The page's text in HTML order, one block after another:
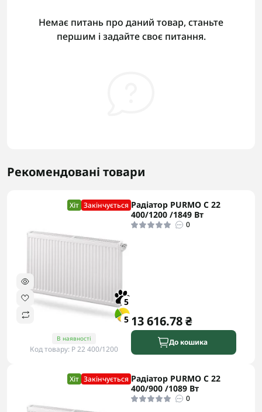
Немає питань про даний товар, станьте
першим і задайте своє питання.
Рекомендовані товари
Хіт Закінчується
5
5
В наявності
Код товару: P 22 400/1200
Радіатор PURMO C 22
400/1200 /1849 Вт
0
13 616.78 ₴
До кошика
Хіт Закінчується Радіатор PURMO C 22
400/900 /1089 Вт
0